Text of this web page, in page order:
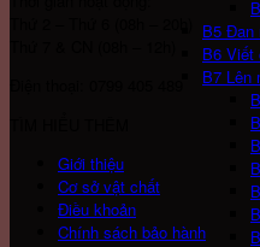
B5 Đan
B6 Viết
B7 Lên
Giới thiệu
Cơ sở vật chất
Điều khoản
Chính sách bảo hành